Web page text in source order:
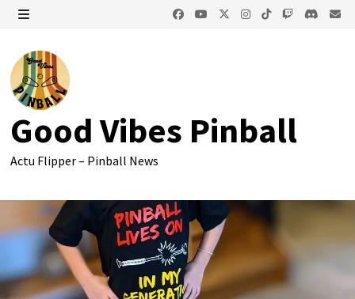
Passer
contenu
Good Vibes Pinball
Actu Flipper – Pinball News